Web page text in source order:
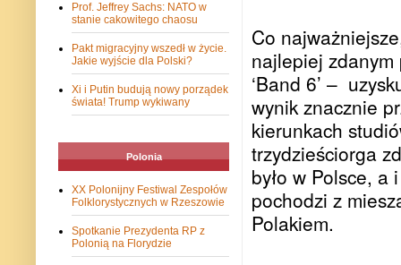
Co
najlepiej
‘Band 6’ –
wynik znacznie
kierunkach
trzydzieściorga
było w Polsce,
pochodzi z
Polakiem.
Prof. Jeffrey Sachs: NATO w
stanie cakowitego chaosu
Pakt migracyjny wszedł w życie.
Jakie wyjście dla Polski?
Xi i Putin budują nowy porządek
świata! Trump wykiwany
Polonia
XX Polonijny Festiwal Zespołów
Folklorystycznych w Rzeszowie
Spotkanie Prezydenta RP z
Polonią na Florydzie